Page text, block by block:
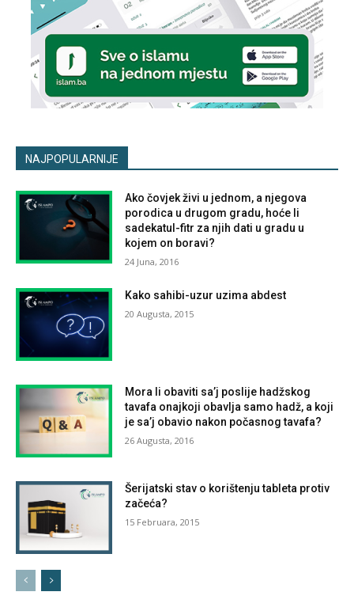
NAJPOPULARNIJE
Ako čovjek živi u jednom, a njegova
porodica u drugom gradu, hoće li
sadekatul-fitr za njih dati u gradu u
kojem on boravi?
24 Juna, 2016
Kako sahibi-uzur uzima abdest
20 Augusta, 2015
Mora li obaviti sa’j poslije hadžskog
tavafa onajkoji obavlja samo hadž, a koji
je sa’j obavio nakon počasnog tavafa?
26 Augusta, 2016
Šerijatski stav o korištenju tableta protiv
začeća?
15 Februara, 2015